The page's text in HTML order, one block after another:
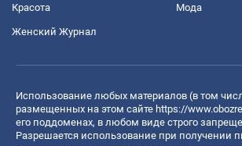
Красота Мода
Женский Журнал
Использование любых материалов (в том
размещенных на этом сайте https://
его поддоменах, в любом виде строго
Разрешается использование при получении